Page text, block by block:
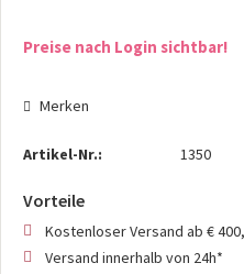
Preise nach Login sichtbar!
Merken
Artikel-Nr.: 1350
Vorteile
Kostenloser Versand ab €
Versand innerhalb von 24h*